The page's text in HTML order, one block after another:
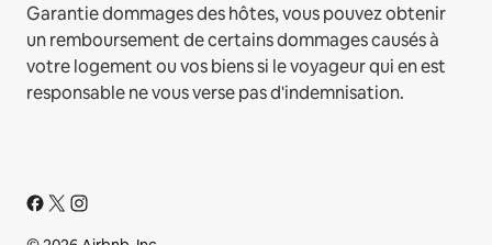
Garantie dommages des hôtes, vous pouvez obtenir
un remboursement de certains dommages causés à
votre logement ou vos biens si le voyageur qui en est
responsable ne vous verse pas d'indemnisation.